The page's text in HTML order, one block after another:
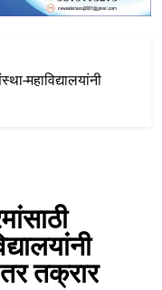
महाविद्यालयांनी
तक्रार